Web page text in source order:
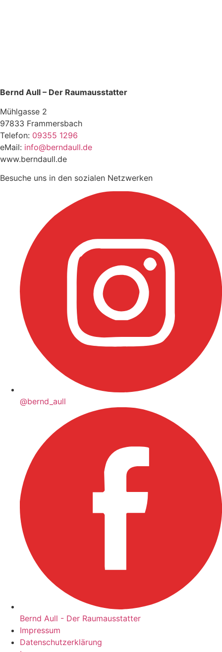
Bernd Aull – Der Raumausstatter
Mühlgasse 2
97833 Frammersbach
Telefon: 09355 1296
eMail: info@berndaull.de
www.berndaull.de
Besuche uns in den sozialen Netzwerken
@bernd_aull
Bernd Aull - Der Raumausstatter
Impressum
Datenschutzerklärung